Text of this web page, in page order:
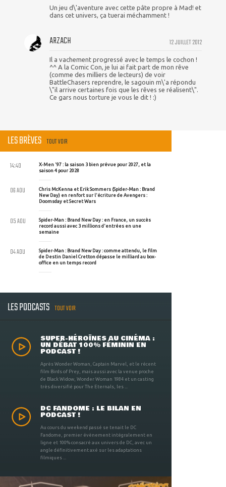
Un jeu d\'aventure avec cette pâte propre à Mad! et
dans cet univers, ça tuerai méchamment !
12 JUILLET 2012
ARZACH
Il a vachement progressé avec le temps le cochon !
^^ A la Comic Con, je lui ai fait part de mon rêve
(comme des milliers de lecteurs) de voir
BattleChasers reprendre, le sagouin m\'a répondu
\"il arrive certaines fois que les rêves se réalisent\".
Ce gars nous torture je vous le dit ! :)
LES BRÈVES TOUT VOIR
X-Men '97 : la saison 3 bien prévue pour 2027, et la
saison 4 pour 2028
14:40
Chris McKenna et Erik Sommers (Spider-Man : Brand
New Day) en renfort sur l'écriture de Avengers :
Doomsday et Secret Wars
06 AOU
Spider-Man : Brand New Day : en France, un succès
record aussi avec 3 millions d'entrées en une
semaine
05 AOU
Spider-Man : Brand New Day : comme attendu, le film
de Destin Daniel Cretton dépasse le milliard au box-
office en un temps record
04 AOU
LES PODCASTS TOUT VOIR
SUPER-HÉROÏNES AU CINÉMA :
UN DÉBAT 100% FÉMININ EN
PODCAST !
Après Wonder Woman, Captain Marvel, et le récent
film Birds of Prey, mais aussi avec la venue proche
de Black Widow, Wonder Woman 1984 et un casting
très diversifié pour The Eternals, les ...
DC FANDOME : LE BILAN EN
PODCAST !
Au cours du weekend passé se tenait le DC
Fandome, premier évènement intégralement en
ligne et 100% consacré aux univers de DC, avec un
angle définitivement axé sur les adaptations
filmiques ...